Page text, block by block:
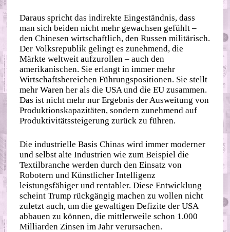
Daraus spricht das indirekte Eingeständnis, dass
man sich beiden nicht mehr gewachsen gefühlt –
den Chinesen wirtschaftlich, den Russen militärisch.
Der Volksrepublik gelingt es zunehmend, die
Märkte weltweit aufzurollen – auch den
amerikanischen. Sie erlangt in immer mehr
Wirtschaftsbereichen Führungspositionen. Sie stellt
mehr Waren her als die USA und die EU zusammen.
Das ist nicht mehr nur Ergebnis der Ausweitung von
Produktionskapazitäten, sondern zunehmend auf
Produktivitätssteigerung zurück zu führen.
Die industrielle Basis Chinas wird immer moderner
und selbst alte Industrien wie zum Beispiel die
Textilbranche werden durch den Einsatz von
Robotern und Künstlicher Intelligenz
leistungsfähiger und rentabler. Diese Entwicklung
scheint Trump rückgängig machen zu wollen nicht
zuletzt auch, um die gewaltigen Defizite der USA
abbauen zu können, die mittlerweile schon 1.000
Milliarden Zinsen im Jahr verursachen.